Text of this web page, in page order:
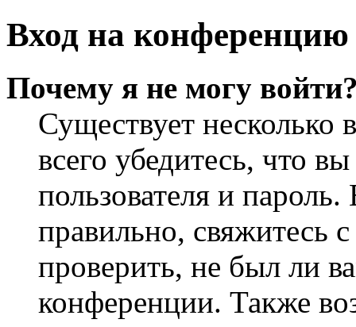
Вход на конференцию
Почему я не могу
Существует
всего убедитесь, что
пользователя и
правильно, свяжитесь
проверить, не был ли
конференции. Также